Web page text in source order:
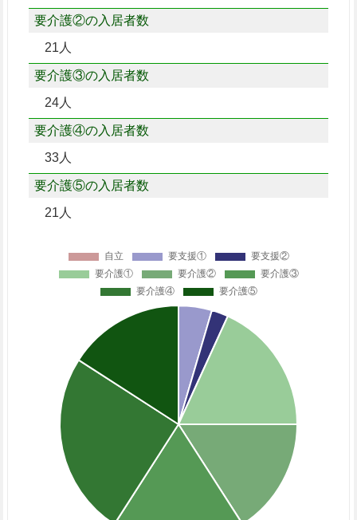
要介護②の入居者数
21人
要介護③の入居者数
24人
要介護④の入居者数
33人
要介護⑤の入居者数
21人